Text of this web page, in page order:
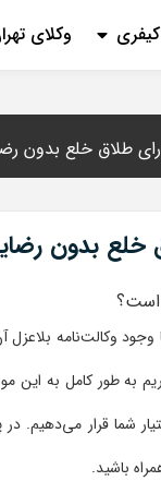
وکلای
طلاق خلع بدون
خلع بدون
وکالت‌نامه بلاعزل
به طور کامل به این
شما قرار می‌دهیم.
باشید.